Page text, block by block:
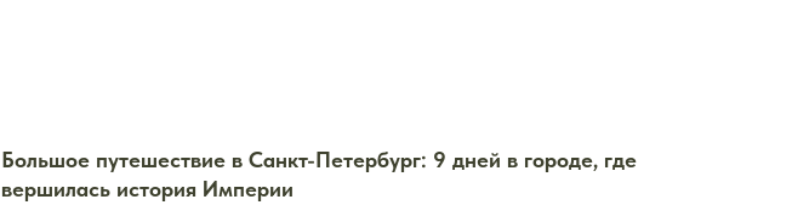
Большое путешествие в Санкт-Петербург: 9 дней в городе, где
вершилась история Империи